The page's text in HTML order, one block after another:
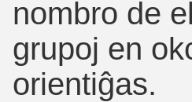
nombro de
grupoj en
orientiĝas.